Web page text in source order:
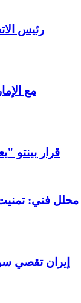
رئيس
مع
قرار بينتو
محلل فني:
إيران تقصي